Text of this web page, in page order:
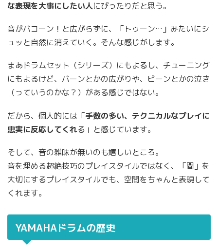
な表現を大事にしたい人にぴったりだと思う。
音がバコーン！と広がらずに、「トゥーン…」みたいにシ
ュッと自然に消えていく。そんな感じがします。
まあドラムセット（シリーズ）にもよるし、チューニング
にもよるけど、バーンとかの広がりや、ビーンとかの泣き
（っていうのかな？）がある感じではない。
だから、個人的には「手数の多い、テクニカルなプレイに
忠実に反応してくれる」と感じています。
そして、音の雑味が無いのも嬉しいところ。
音を埋める超絶技巧のプレイスタイルではなく、「間」を
大切にするプレイスタイルでも、空間をちゃんと表現して
くれます。
YAMAHAドラムの歴史